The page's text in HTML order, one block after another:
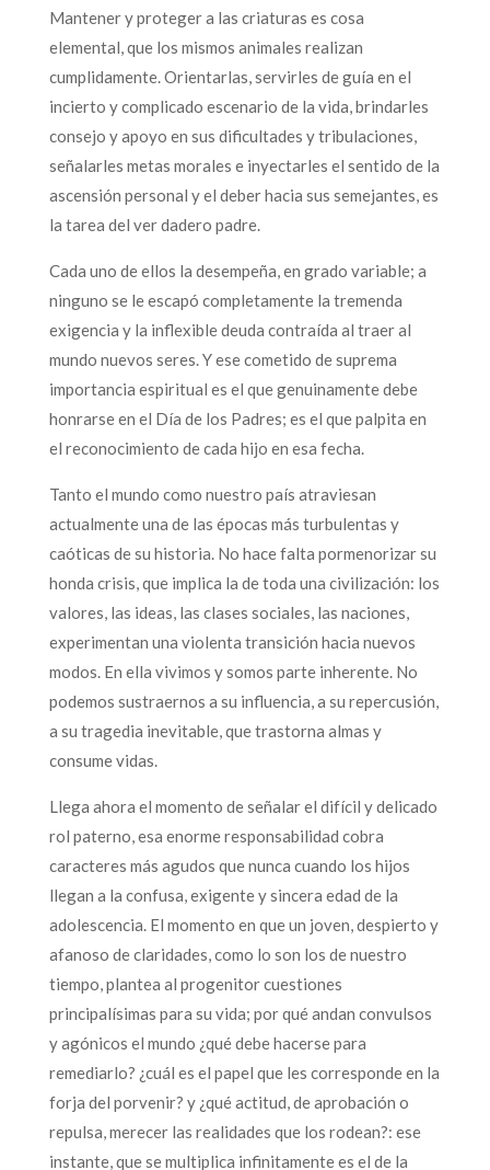
Mantener y proteger a las criaturas es cosa
elemental, que los mismos animales realizan
cumplidamente. Orientarlas, servirles de guía en el
incierto y complicado escenario de la vida, brindarles
consejo y apoyo en sus dificultades y tribulaciones,
señalarles metas morales e inyectarles el sentido de la
ascensión personal y el deber hacia sus semejantes, es
la tarea del ver dadero padre.
Cada uno de ellos la desempeña, en grado variable; a
ninguno se le escapó completamente la tremenda
exigencia y la inflexible deuda contraída al traer al
mundo nuevos seres. Y ese cometido de suprema
importancia espiritual es el que genuinamente debe
honrarse en el Día de los Padres; es el que palpita en
el reconocimiento de cada hijo en esa fecha.
Tanto el mundo como nuestro país atraviesan
actualmente una de las épocas más turbulentas y
caóticas de su historia. No hace falta pormenorizar su
honda crisis, que implica la de toda una civilización: los
valores, las ideas, las clases sociales, las naciones,
experimentan una violenta transición hacia nuevos
modos. En ella vivimos y somos parte inherente. No
podemos sustraernos a su influencia, a su repercusión,
a su tragedia inevitable, que trastorna almas y
consume vidas.
Llega ahora el momento de señalar el difícil y delicado
rol paterno, esa enorme responsabilidad cobra
caracteres más agudos que nunca cuando los hijos
llegan a la confusa, exigente y sincera edad de la
adolescencia. El momento en que un joven, despierto y
afanoso de claridades, como lo son los de nuestro
tiempo, plantea al progenitor cuestiones
principalísimas para su vida; por qué andan convulsos
y agónicos el mundo ¿qué debe hacerse para
remediarlo? ¿cuál es el papel que les corresponde en la
forja del porvenir? y ¿qué actitud, de aprobación o
repulsa, merecer las realidades que los rodean?: ese
instante, que se multiplica infinitamente es el de la